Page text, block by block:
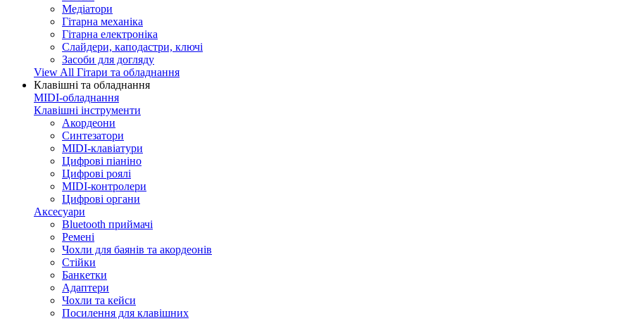
Медіатори
Гітарна механіка
Гітарна електроніка
Слайдери, каподастри, ключі
Засоби для догляду
View All Гітари та обладнання
Клавішні та обладнання
MIDI-обладнання
Клавішні інструменти
Акордеони
Синтезатори
MIDI-клавіатури
Цифрові піаніно
Цифрові роялі
MIDI-контролери
Цифрові органи
Аксесуари
Bluetooth приймачі
Ремені
Чохли для баянів та акордеонів
Стійки
Банкетки
Адаптери
Чохли та кейси
Посилення для клавішних